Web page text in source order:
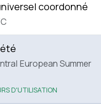
coordonné
European Summer
D'UTILISATION